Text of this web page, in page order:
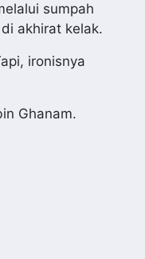
sumpah
akhirat kelak.
ironisnya
Ghanam.